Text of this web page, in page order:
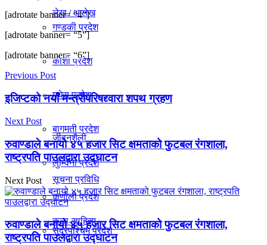
गण्डकी प्रदेश
काेशी प्रदेश
मधेस प्रदेश
बागमती प्रदेश
लुम्विनी प्रदेश
कर्णाली प्रदेश
सुदूरपश्चिम प्रदेश
लेख / आलेख
खेलकुद समाचार
विविध
जीवनशैली
सूचना प्रविधि
कला-साहित्य
[adrotate banner= “4”]
[adrotate banner= “5”]
[adrotate banner= “6”]
Previous Post
इजिप्टको नयाँ मन्त्रीपरिषद्द्वारा शपथ ग्रहण
Next Post
रुवाण्डाले बनायो ४५ हजार सिट क्षमताको फुटबल रंगशाला,
राष्ट्रपति पाउलद्वारा उद्घाटन
Next Post
रुवाण्डाले बनायो ४५ हजार सिट क्षमताको फुटबल रंगशाला,
राष्ट्रपति पाउलद्वारा उद्घाटन